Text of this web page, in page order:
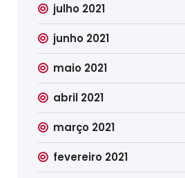
julho 2021
junho 2021
maio 2021
abril 2021
março 2021
fevereiro 2021